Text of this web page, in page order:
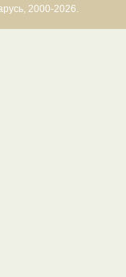
2000-2026.